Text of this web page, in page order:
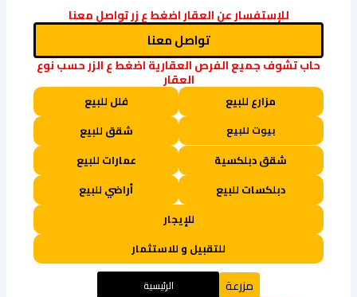
للإستفسار عن العقار اضغط ع زر تواصل معنا
تواصل معنا
حاب تشوف جميع الفرص العقارية اضغط ع الزر حسب نوع
العقار
مزارع للبيع فلل للبيع
بيوت للبيع
شقق للبيع
شقق دبلكسية
عمارات للبيع
دبلكسات للبيع
أراضي للبيع
للإيجار
للتقبيل و للاستثمار
مزرعة الرئيسية